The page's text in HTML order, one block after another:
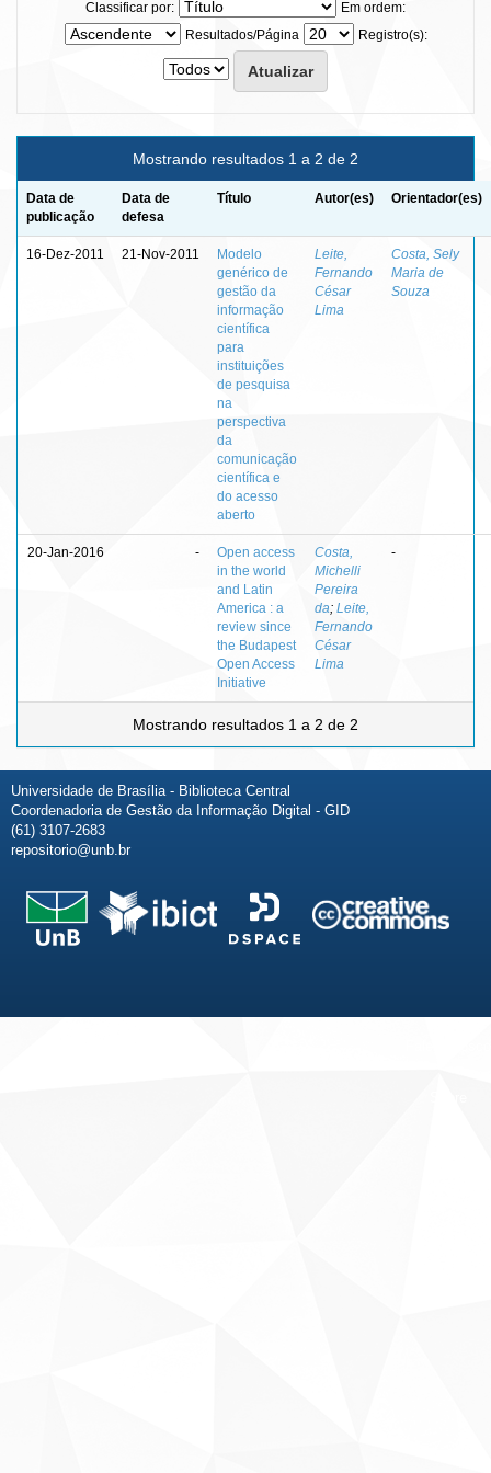
Classificar por:
Em ordem:
Resultados/Página
Registro(s):
Mostrando resultados 1 a 2 de 2
Data de
publicação
Data de
defesa
Título Autor(es) Orientador(es)
16-Dez-2011 21-Nov-2011
Modelo
genérico de
gestão da
informação
científica
para
instituições
de pesquisa
na
perspectiva
da
comunicação
científica e
do acesso
aberto
Leite,
Fernando
César
Lima
Costa, Sely
Maria de
Souza
20-Jan-2016 -
Open access
in the world
and Latin
America : a
review since
the Budapest
Open Access
Initiative
Costa,
Michelli
Pereira
da; Leite,
Fernando
César
Lima
-
Mostrando resultados 1 a 2 de 2
Universidade de Brasília - Biblioteca Central
Coordenadoria de Gestão da Informação Digital - GID
(61) 3107-2683
repositorio@unb.br